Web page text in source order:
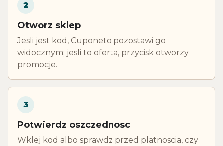
2
Otworz sklep
Jesli jest kod, Cuponeto pozostawi go
widocznym; jesli to oferta, przycisk otworzy
promocje.
3
Potwierdz oszczednosc
Wklej kod albo sprawdz przed platnoscia, czy